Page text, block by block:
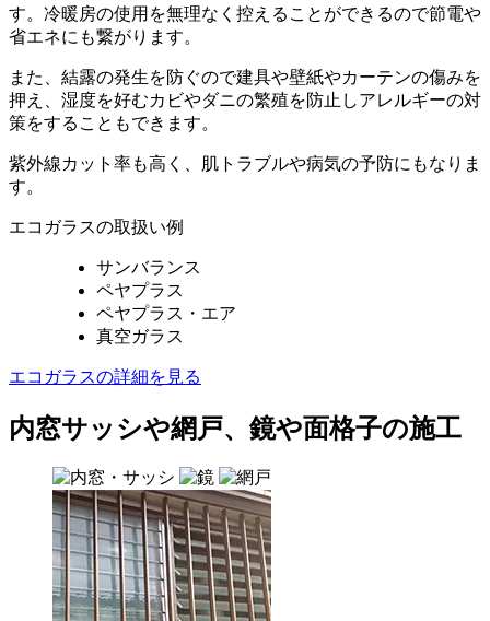
す。冷暖房の使用を無理なく控えることができるので節電や
省エネにも繋がります。
また、結露の発生を防ぐので建具や壁紙やカーテンの傷みを
押え、湿度を好むカビやダニの繁殖を防止しアレルギーの対
策をすることもできます。
紫外線カット率も高く、肌トラブルや病気の予防にもなりま
す。
エコガラスの取扱い例
サンバランス
ペヤプラス
ペヤプラス・エア
真空ガラス
エコガラスの詳細を見る
内窓サッシや網戸、鏡や面格子の施工